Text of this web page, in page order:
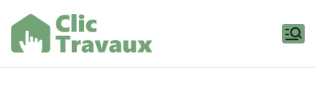
contenu